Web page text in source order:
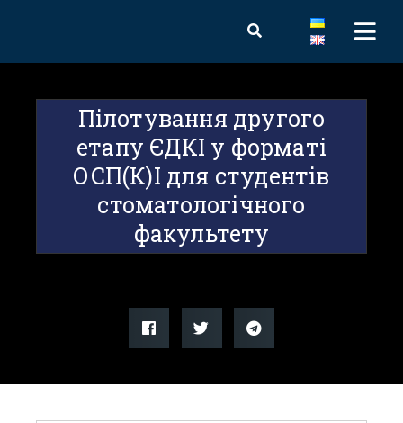
Пілотування другого
етапу ЄДКІ у форматі
ОСП(К)І для студентів
стоматологічного
факультету